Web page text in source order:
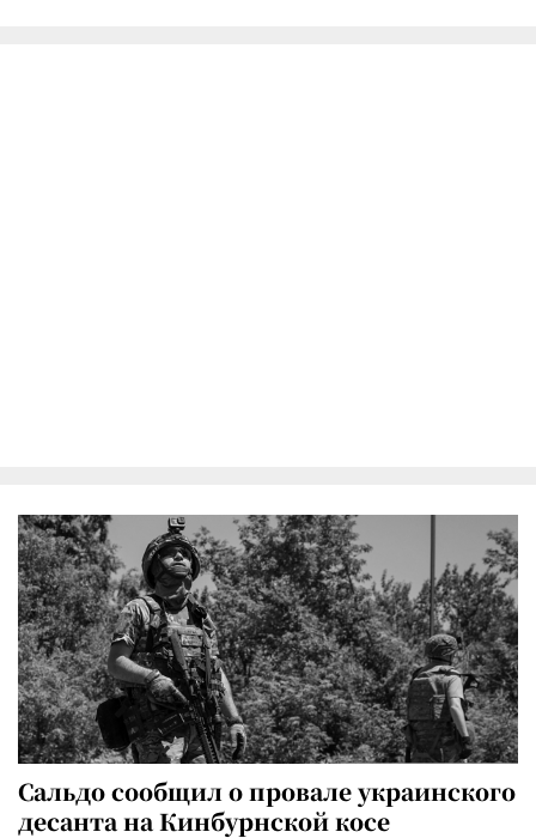
Сальдо сообщил о провале украинского
десанта на Кинбурнской косе